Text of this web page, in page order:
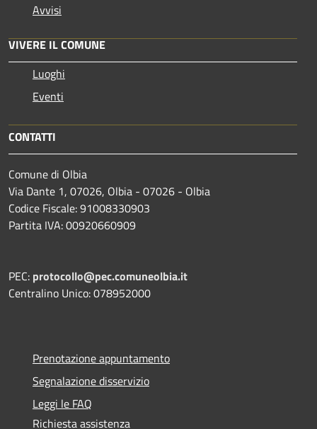
Avvisi
VIVERE IL COMUNE
Luoghi
Eventi
CONTATTI
Comune di Olbia
Via Dante 1, 07026, Olbia - 07026 - Olbia
Codice Fiscale: 91008330903
Partita IVA: 00920660909
PEC: protocollo@pec.comuneolbia.it
Centralino Unico: 078952000
Prenotazione appuntamento
Segnalazione disservizio
Leggi le FAQ
Richiesta assistenza